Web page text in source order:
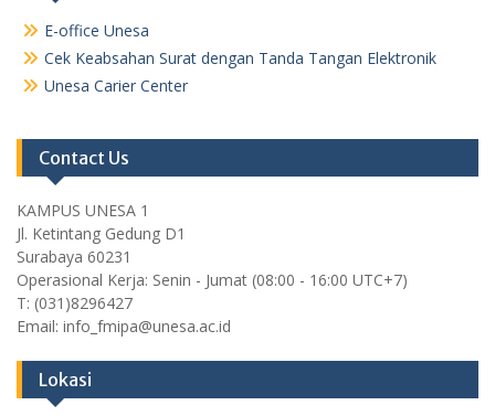
E-office Unesa
Cek Keabsahan Surat dengan Tanda Tangan Elektronik
Unesa Carier Center
Contact Us
KAMPUS UNESA 1
Jl. Ketintang Gedung D1
Surabaya 60231
Operasional Kerja: Senin - Jumat (08:00 - 16:00 UTC+7)
T: (031)8296427
Email: info_fmipa@unesa.ac.id
Lokasi